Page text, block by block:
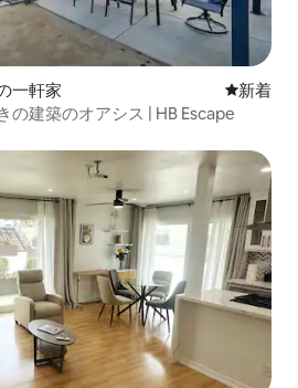
一軒家 新しい宿
新着
の建築のオアシス | HB Escape